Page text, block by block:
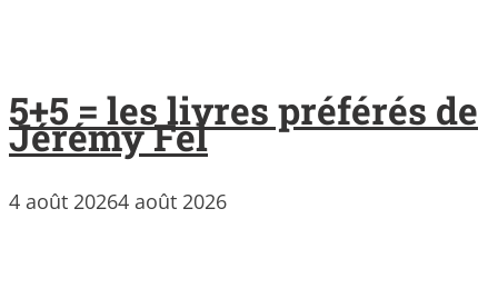
5+5 = les livres préférés de
Jérémy Fel
4 août 20264 août 2026